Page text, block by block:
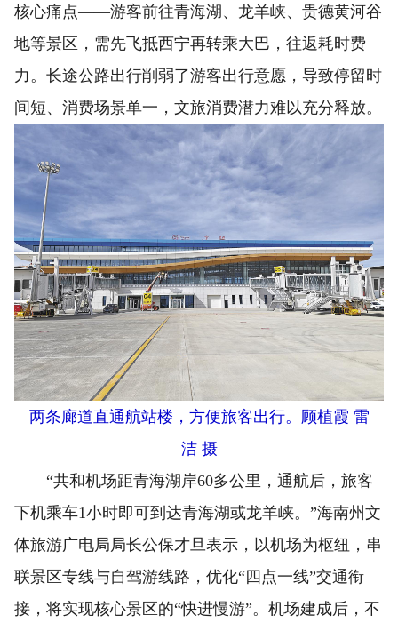
核心痛点——游客前往青海湖、龙羊峡、贵德黄河谷
地等景区，需先飞抵西宁再转乘大巴，往返耗时费
力。长途公路出行削弱了游客出行意愿，导致停留时
间短、消费场景单一，文旅消费潜力难以充分释放。
两条廊道直通航站楼，方便旅客出行。顾植霞 雷
洁 摄
“共和机场距青海湖岸60多公里，通航后，旅客
下机乘车1小时即可到达青海湖或龙羊峡。”海南州文
体旅游广电局局长公保才旦表示，以机场为枢纽，串
联景区专线与自驾游线路，优化“四点一线”交通衔
接，将实现核心景区的“快进慢游”。机场建成后，不